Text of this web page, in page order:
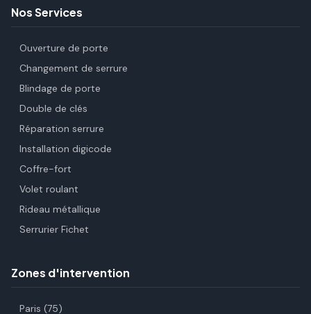
Nos Services
Ouverture de porte
Changement de serrure
Blindage de porte
Double de clés
Réparation serrure
Installation digicode
Coffre-fort
Volet roulant
Rideau métallique
Serrurier Fichet
Zones d'intervention
Paris (75)